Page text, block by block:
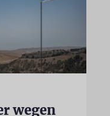
wegen